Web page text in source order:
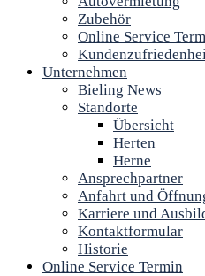
Zubehör
Online Service
Unternehmen
Bieling News
Standorte
Übersicht
Herten
Herne
Ansprechpartner
Anfahrt und
Karriere und
Kontaktformular
Historie
Online Service Termin